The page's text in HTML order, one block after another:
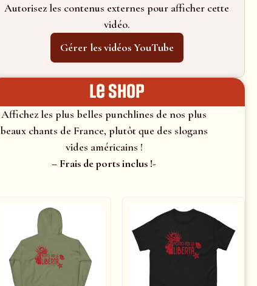
Autorisez les contenus externes pour afficher cette
vidéo.
Gérer les vidéos YouTube
le shop
Affichez les plus belles punchlines de nos plus
beaux chants de France, plutôt que des slogans
vides américains !
– Frais de ports inclus !-